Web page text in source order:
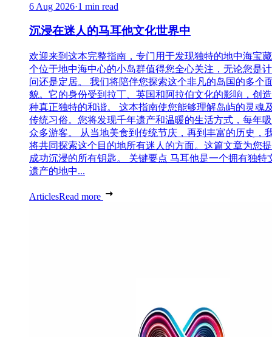
6 Aug 2026·1 min read
沉浸在迷人的马耳他文化世界中
欢迎来到这本完整指南，专门用于发现独特的地中海宝
个位于地中海中心的小岛群值得您全心关注，无论您是
问还是定居。 我们将陪伴您探索这个非凡的岛国的多个
貌。它的身份受到拉丁、英国和阿拉伯文化的影响，创
种真正独特的和谐。 这本指南使您能够理解岛屿的灵魂
传统习俗。您将发现千年遗产和温暖的生活方式，每年
众多游客。 从当地美食到传统节庆，再到丰富的历史，
将共同探索这个目的地所有迷人的方面。这篇文章为您
成功沉浸的所有钥匙。 关键要点 马耳他是一个拥有独特
遗产的地中...
ArticlesRead more